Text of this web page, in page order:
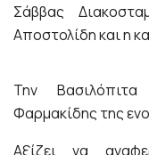
Σάββας
Αποστολίδη και η
Την
Φαρμακίδης της
Αξίζει να